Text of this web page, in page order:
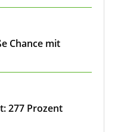
Chance mit
277 Prozent